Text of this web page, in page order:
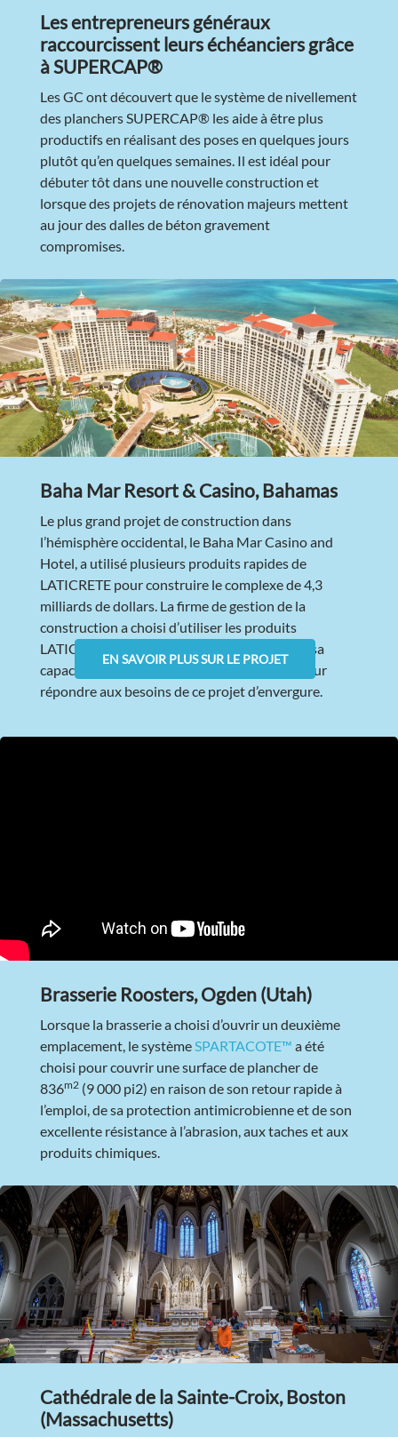
Les entrepreneurs généraux
raccourcissent leurs échéanciers grâce
à SUPERCAP®
Les GC ont découvert que le système de nivellement
des planchers SUPERCAP® les aide à être plus
productifs en réalisant des poses en quelques jours
plutôt qu’en quelques semaines. Il est idéal pour
débuter tôt dans une nouvelle construction et
lorsque des projets de rénovation majeurs mettent
au jour des dalles de béton gravement
compromises.
Baha Mar Resort & Casino, Bahamas
Le plus grand projet de construction dans
l’hémisphère occidental, le Baha Mar Casino and
Hotel, a utilisé plusieurs produits rapides de
LATICRETE pour construire le complexe de 4,3
milliards de dollars. La firme de gestion de la
construction a choisi d’utiliser les produits
LATICRETE® à cause de ses antécédents, de sa
capacité et de son portefeuille de produits pour
répondre aux besoins de ce projet d’envergure.
EN SAVOIR PLUS SUR LE PROJET
Brasserie Roosters, Ogden (Utah)
Lorsque la brasserie a choisi d’ouvrir un deuxième
emplacement, le systèmeSPARTACOTE™ a été
choisi pour couvrir une surface de plancher de
836m2(9 000 pi2) en raison de son retour rapide à
l’emploi, de sa protection antimicrobienne et de son
excellente résistance à l’abrasion, aux taches et aux
produits chimiques.
Cathédrale de la Sainte-Croix, Boston
(Massachusetts)